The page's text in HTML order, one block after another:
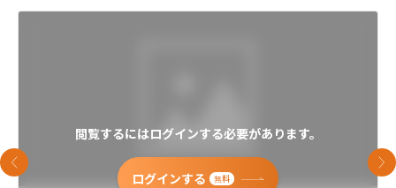
閲覧するにはログインする必要があります。
ログインする 無料
前のスライド 次